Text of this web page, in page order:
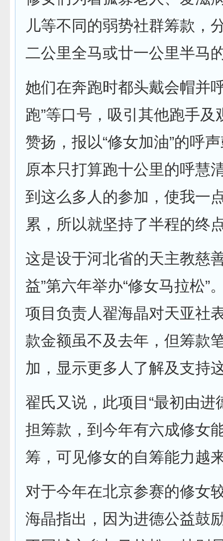
儿等不同的弱势社群筹款，
二公里全马或廿一公里半马
她们在奔跑时都头戴会帽并
跑”等口号，吸引其他跑手及
赞扬，报以“修女加油”的呼
原本只打算跑十公里的呼慧
到这么多人的参加，使我一
累，所以就坚持了半程的终
这是设于河北省的天主教慈
益”第六年举办“修女马拉松”
项目负责人翟海晶对天亚社
款金额虽不及去年，但筹款
加，显示更多人了解及支持
翟氏又说，此项目“最初由进
担筹款，到今年有六成修女
筹，可见修女的自筹能力越
对于今年在北京参赛的修女
海晶指出，因为进德公益鼓